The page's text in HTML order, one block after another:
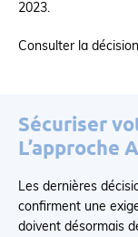
2023.
Consulter la
Sécuriser
L’approche
Les dernières
confirment une
doivent désormais